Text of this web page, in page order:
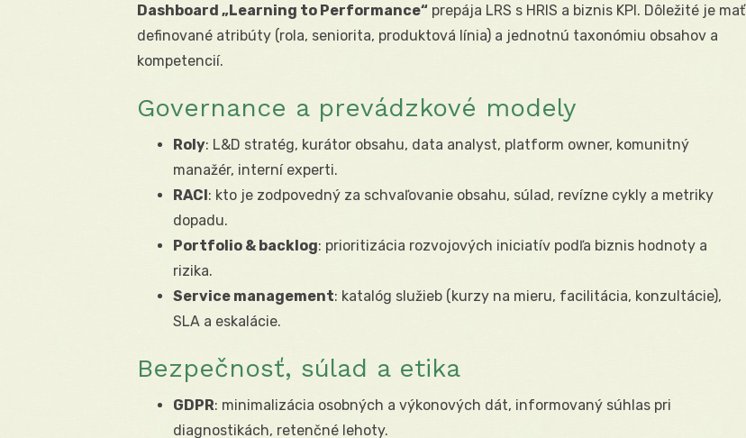
Dashboard „Learning to Performance“ prepája LRS s HRIS a biznis KPI. Dôležité je mať
definované atribúty (rola, seniorita, produktová línia) a jednotnú taxonómiu obsahov a
kompetencií.
Governance a prevádzkové modely
Roly: L&D stratég, kurátor obsahu, data analyst, platform owner, komunitný
manažér, interní experti.
RACI: kto je zodpovedný za schvaľovanie obsahu, súlad, revízne cykly a metriky
dopadu.
Portfolio & backlog: prioritizácia rozvojových iniciatív podľa biznis hodnoty a
rizika.
Service management: katalóg služieb (kurzy na mieru, facilitácia, konzultácie),
SLA a eskalácie.
Bezpečnosť, súlad a etika
GDPR: minimalizácia osobných a výkonových dát, informovaný súhlas pri
diagnostikách, retenčné lehoty.